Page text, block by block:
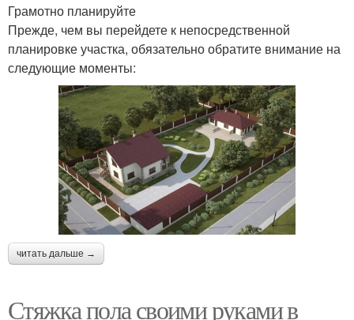
Грамотно планируйте
Прежде, чем вы перейдете к непосредственной
планировке участка, обязательно обратите внимание на
следующие моменты:
читать дальше →
Стяжка пола своими руками в